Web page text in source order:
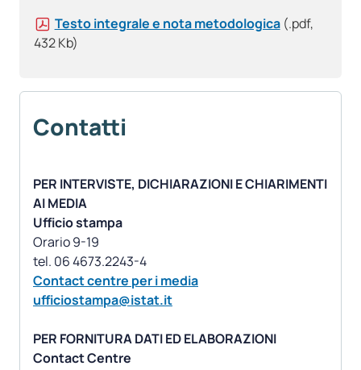
Testo integrale e nota metodologica (.pdf,
432 Kb)
Contatti
PER INTERVISTE, DICHIARAZIONI E CHIARIMENTI
AI MEDIA
Ufficio stampa
Orario 9-19
Contact centre per i media
ufficiostampa@istat.it
PER FORNITURA DATI ED ELABORAZIONI
Contact Centre